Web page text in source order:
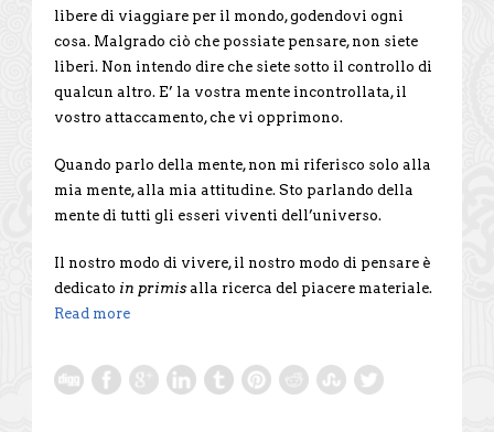
libere di viaggiare per il mondo, godendovi ogni
cosa. Malgrado ciò che possiate pensare, non siete
liberi. Non intendo dire che siete sotto il controllo di
qualcun altro. E’ la vostra mente incontrollata, il
vostro attaccamento, che vi opprimono.
Quando parlo della mente, non mi riferisco solo alla
mia mente, alla mia attitudine. Sto parlando della
mente di tutti gli esseri viventi dell’universo.
Il nostro modo di vivere, il nostro modo di pensare è
dedicato in primisalla ricerca del piacere materiale.
Read more